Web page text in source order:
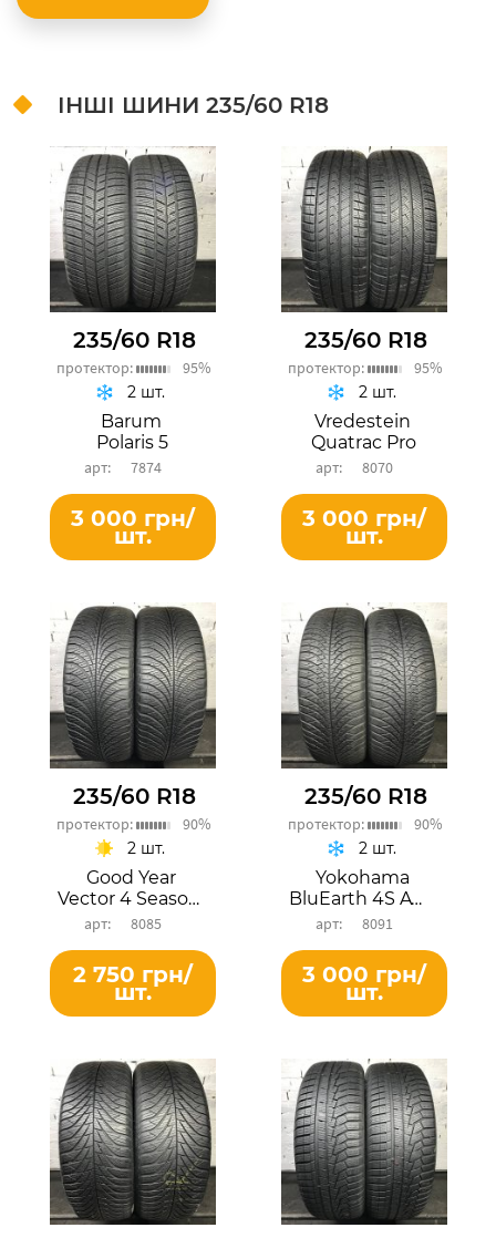
ІНШІ ШИНИ 235/60 R18
235/60 R18
протектор: 95%
Barum
Polaris 5
7874
2 шт.
3 000 грн/
шт.
235/60 R18
протектор: 95%
Vredestein
Quatrac Pro
8070
2 шт.
3 000 грн/
шт.
235/60 R18
протектор: 90%
Good Year
Vector 4 Seasons
8085
2 шт.
2 750 грн/
шт.
235/60 R18
протектор: 90%
Yokohama
BluEarth 4S AW21
8091
2 шт.
3 000 грн/
шт.